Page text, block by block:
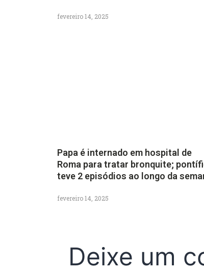
fevereiro 14, 2025
Papa é internado em hospital de
Roma para tratar bronquite;
teve 2 episódios ao longo da
fevereiro 14, 2025
Deixe um